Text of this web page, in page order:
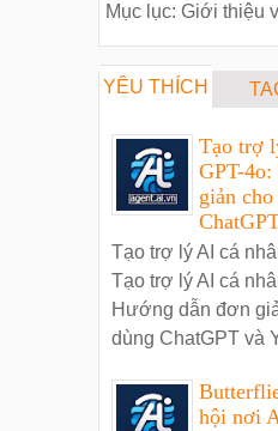
Mục lục: Giới thiệu
YÊU THÍCH
Tạo trợ
GPT-
giản
Tạo trợ lý AI cá
Tạo trợ lý AI cá
Hướng dẫn đơn
dùng ChatGPT và
hội nơi